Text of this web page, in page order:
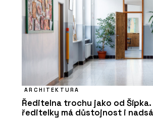
ARCHITEKTURA
Ředitelna trochu jako od Šípka.
ředitelky má důstojnost i